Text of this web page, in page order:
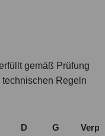
gemäß Prüfung
Regeln
D
G
Verp.